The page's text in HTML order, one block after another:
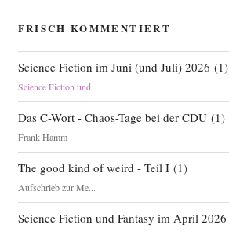
FRISCH KOMMENTIERT
Science Fiction im Juni (und Juli) 2026 (1)
Science Fiction und
Das C-Wort - Chaos-Tage bei der CDU(1)
Frank Hamm
The good kind of weird - Teil I(1)
Aufschrieb zur Me...
Science Fiction und Fantasy im April 2026